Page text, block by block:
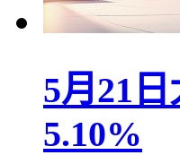
5月21
5.10%